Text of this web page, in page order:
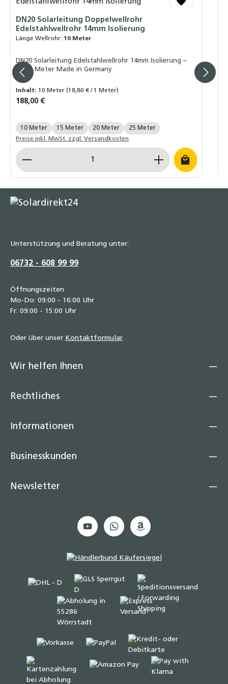
coracon® WT 6N Konzentrat 20L – Frost-
und Korrosionsschutz für Heizkreisläufe &
83,70 €
DN20 Solarleitung Doppelwellrohr
Edelstahlwellrohr 14mm Isolierung
Länge Wellrohr: 10 Meter
DN20 Solarleitung Edelstahlwellrohr 14mm Isolierung –
10-25 Meter Made in Germany
Inhalt: 10 Meter(18,80 € / 1 Meter)
Regulärer Preis:
188,00 €
Länge Wellrohr:
10 Meter 15 Meter 20 Meter
25 Meter
Preise inkl. MwSt. zzgl. Versandkosten
Produkt Anzahl: Gib den gewünschten Wert
Unterstützung und Beratung unter:
06732 - 608 99 99
Öffnungszeiten
Mo-Do: 09:00 - 16:00 Uhr
Fr: 09:00 - 15:00 Uhr
Oder über unser Kontaktformular.
Wir helfen Ihnen
Rechtliches
Informationen
Businesskunden
Newsletter